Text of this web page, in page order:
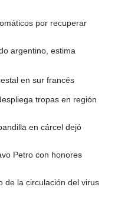
por recuperar
argentino, estima
en sur francés
tropas en región
en cárcel dejó
Petro con honores
de la circulación del virus